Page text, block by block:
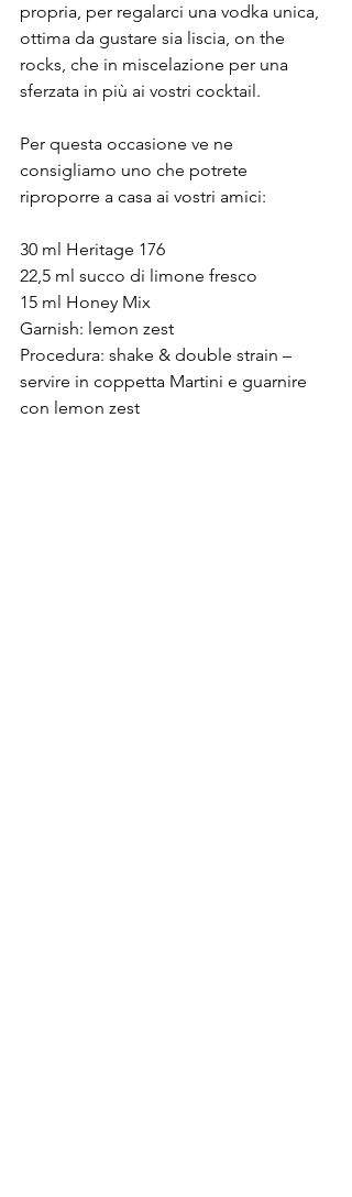
propria, per regalarci una vodka unica,
ottima da gustare sia liscia, on the
rocks, che in miscelazione per una
sferzata in più ai vostri cocktail.
Per questa occasione ve ne
consigliamo uno che potrete
30 ml Heritage 176
22,5 ml succo di limone fresco
15 ml Honey Mix
Garnish: lemon zest
Procedura: shake & double strain –
servire in coppetta Martini e guarnire
con lemon zest